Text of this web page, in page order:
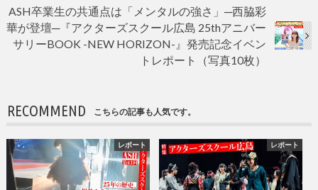
ASH卒業生の共通点は「メンタルの強さ」─西脇彩
華が登壇─『アクターズスクール広島 25thアニバー
サリーBOOK -NEW HORIZON-』発売記念イベン
トレポート（写真10枚）
RECOMMEND こちらの記事も人気です。
レポート レポート